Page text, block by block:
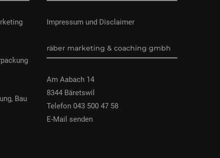
Bau
Impressum und Disclaimer
räber marketing & coaching gmbh
Am Aabach 14
8344 Bäretswil
Telefon 043 500 47 58
E-Mail senden